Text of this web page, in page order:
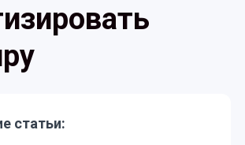
статьи: